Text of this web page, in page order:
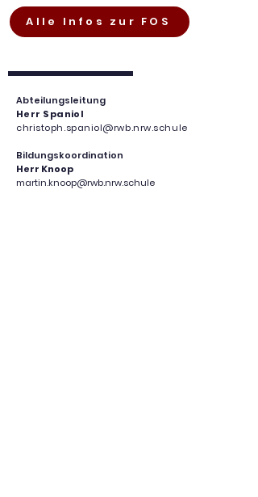
Alle Infos zur FOS
Abteilungsleitung
Herr Spaniol
christoph.spaniol@rwb.nrw.schule
Bildungskoordination
Herr Knoop
martin.knoop@rwb.nrw.schule